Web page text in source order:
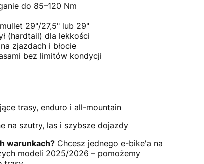
do 85–120 Nm
29"/27,5" lub 29"
(hardtail) dla lekkości
zjazdach i błocie
bez limitów kondycji
trasy, enduro i all-mountain
na szutry, las i szybsze dojazdy
warunkach? Chcesz jednego e-bike'a na
modeli 2025/2026 – pomożemy